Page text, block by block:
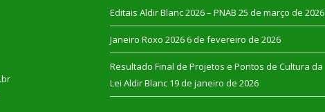
Editais Aldir Blanc 2026 – PNAB 25 de março de 2026
Janeiro Roxo 2026 6 de fevereiro de 2026
Resultado Final de Projetos e Pontos de Cultura da
Lei Aldir Blanc 19 de janeiro de 2026